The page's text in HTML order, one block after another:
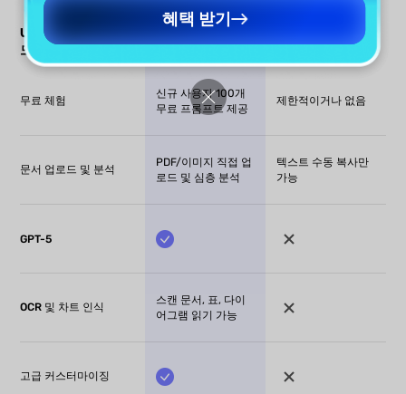
UPDF AI vs. 기타 AI
도구
UPDF AI 기타 AI 도구
무료 체험
신규 사용자 100개
무료 프롬프트 제공
제한적이거나 없음
문서 업로드 및 분석
PDF/이미지 직접 업
로드 및 심층 분석
텍스트 수동 복사만
가능
GPT-5
OCR 및 차트 인식
스캔 문서, 표, 다이
어그램 읽기 가능
고급 커스터마이징
혜택 받기